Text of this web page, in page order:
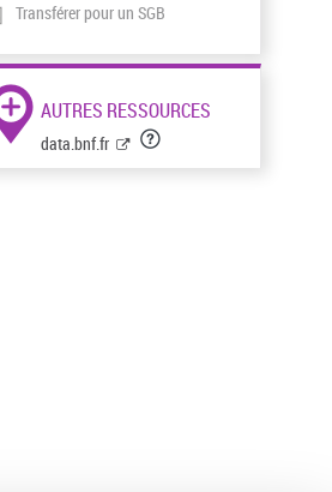
Transférer pour un SGB
AUTRES RESSOURCES
data.bnf.fr